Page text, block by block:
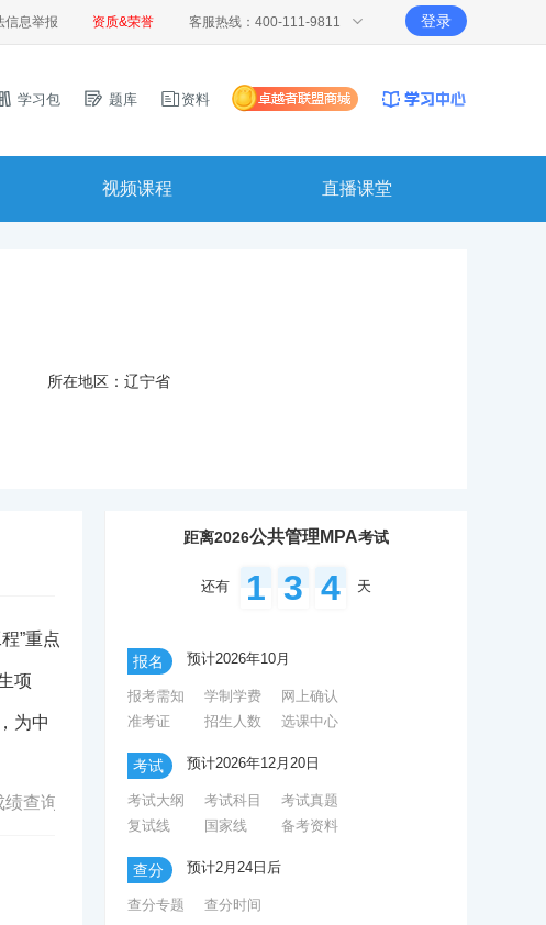
信息举报 资质&荣誉 客服热线：400-111-9811 登录
学习包 题库 资料
视频课程 直播课堂
所在地区： 辽宁省
”重点
项
为中
科高
绩查询 调剂信息 备考资料
距离2026公共管理MPA考试
还有 1 3 4 天
报名 预计2026年10月
报考需知 学制学费
网上确认
准考证
招生人数 选课中心
考试 预计2026年12月20日
考试大纲 考试科目
考试真题
复试线
国家线 备考资料
查分 预计2月24日后
查分专题 查分时间